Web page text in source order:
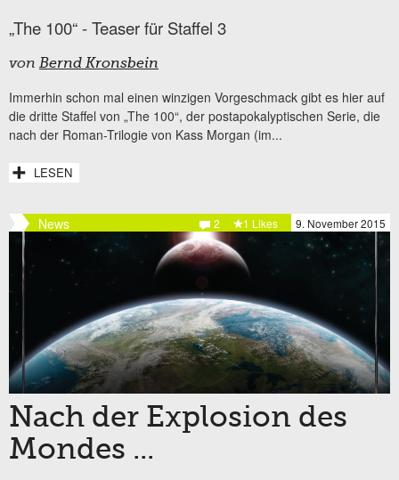
„The 100“ - Teaser für Staffel 3
von Bernd Kronsbein
Immerhin schon mal einen winzigen Vorgeschmack gibt es hier auf
die dritte Staffel von „The 100“, der postapokalyptischen Serie, die
nach der Roman-Trilogie von Kass Morgan (im...
LESEN
News 9. November 2015
1 Likes
2
Nach der Explosion des
Mondes ...